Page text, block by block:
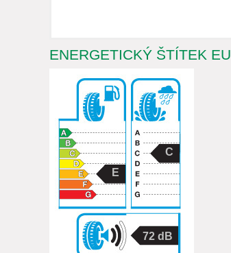
ENERGETICKÝ ŠTÍTEK EU
E
C
72